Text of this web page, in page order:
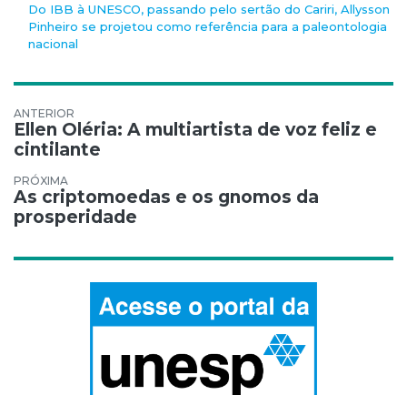
Do IBB à UNESCO, passando pelo sertão do Cariri, Allysson
Pinheiro se projetou como referência para a paleontologia
nacional
Navegação de Post
Ellen Oléria: A multiartista de voz feliz e
cintilante
As criptomoedas e os gnomos da
prosperidade